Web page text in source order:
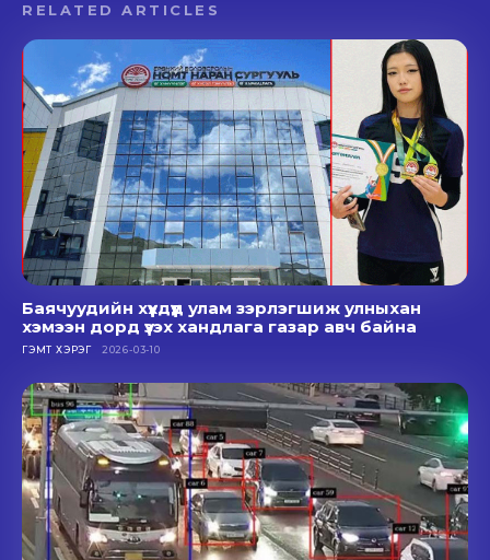
RELATED ARTICLES
Баячуудийн хүүхдүүд улам зэрлэгшиж улныхан
хэмээн дорд үзэх хандлага газар авч байна
ГЭМТ ХЭРЭГ 2026-03-10